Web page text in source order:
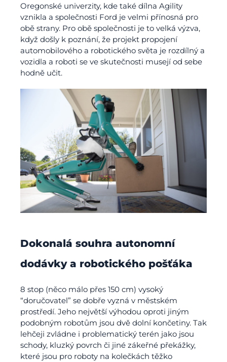
Oregonské univerzity, kde také dílna Agility
vznikla a společnosti Ford je velmi přínosná pro
obě strany. Pro obě společnosti je to velká výzva,
když došly k poznání, že projekt propojení
automobilového a robotického světa je rozdílný a
vozidla a roboti se ve skutečnosti musejí od sebe
hodně učit.
Dokonalá souhra autonomní
dodávky a robotického pošťáka
8 stop (něco málo přes 150 cm) vysoký
“doručovatel” se dobře vyzná v městském
prostředí. Jeho největší výhodou oproti jiným
podobným robotům jsou dvě dolní končetiny. Tak
lehčeji zvládne i problematický terén jako jsou
schody, kluzký povrch či jiné zákeřné překážky,
které jsou pro roboty na kolečkách těžko